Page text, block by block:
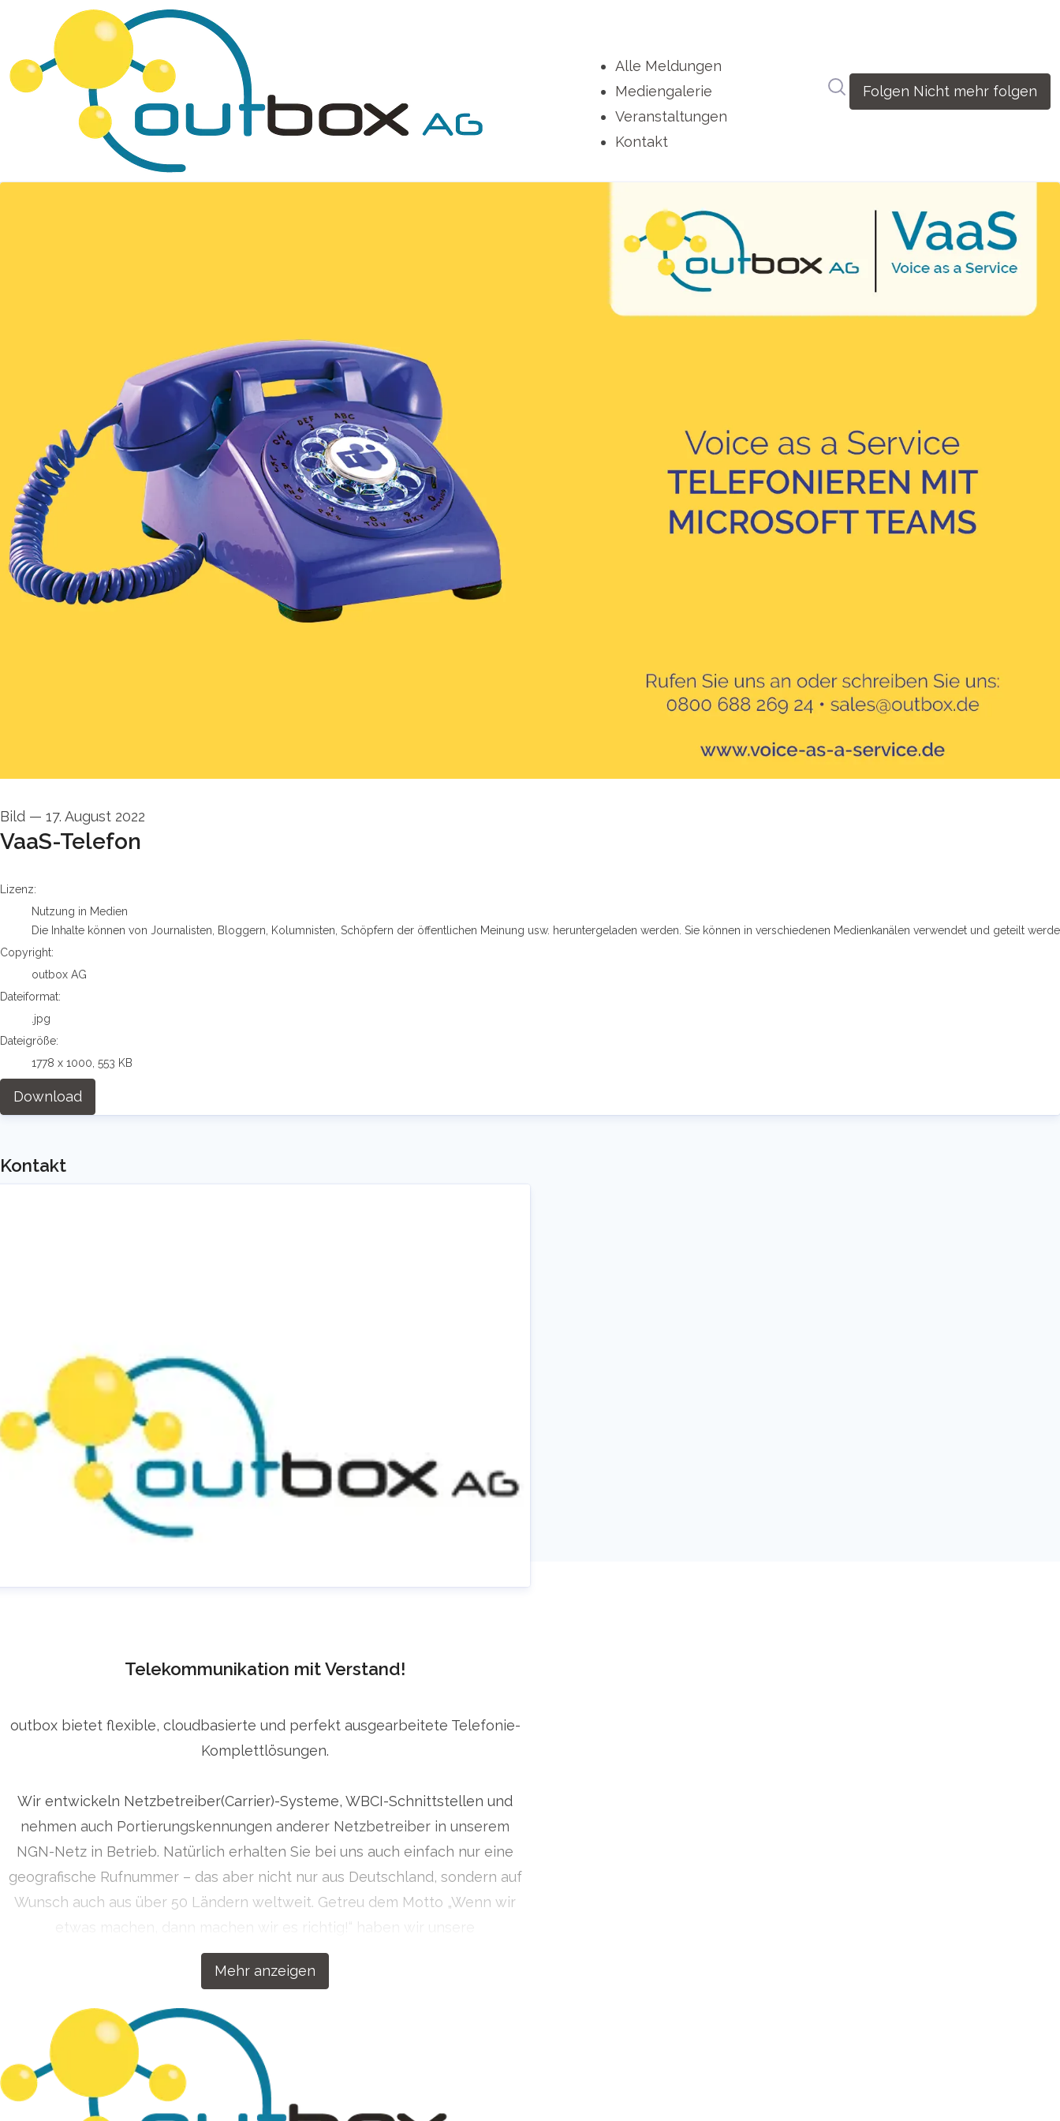
Alle Meldungen
Mediengalerie
Veranstaltungen
Kontakt
Im Newsroom suchen
Folgen Nicht mehr folgen
Bild — 17. August 2022
VaaS-Telefon
go to media item
Lizenz:
Nutzung in Medien
Die Inhalte können von Journalisten, Bloggern, Kolumnisten, Schöpfern der öffentlichen Meinung usw. heruntergeladen werden. Sie können in verschiedenen Medienkanälen verwendet und geteilt
Copyright:
outbox AG
Dateiformat:
.jpg
Dateigröße:
1778 x 1000, 553 KB
Download
Kontakt
Presse Anfragen info@outbox.de
+4922363030
Telekommunikation mit Verstand!
Mehr anzeigen
outbox bietet flexible, cloudbasierte und perfekt ausgearbeitete Telefonie-
Komplettlösungen.
Wir entwickeln Netzbetreiber(Carrier)-Systeme, WBCI-Schnittstellen und
nehmen auch Portierungskennungen anderer Netzbetreiber in unserem
NGN-Netz in Betrieb. Natürlich erhalten Sie bei uns auch einfach nur eine
geografische Rufnummer – das aber nicht nur aus Deutschland, sondern auf
Wunsch auch aus über 50 Ländern weltweit. Getreu dem Motto „Wenn wir
etwas machen, dann machen wir es richtig!“ haben wir unsere
Kommunikationslösungen für Ihren Erfolg konzipiert.